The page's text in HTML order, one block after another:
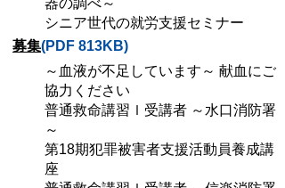
器の調べ～
シニア世代の就労支援セミナー
募集(PDF 813KB)
～血液が不足しています～ 献血にご
協力ください
普通救命講習ｌ受講者 ～水口消防署
～
第18期犯罪被害者支援活動員養成講
座